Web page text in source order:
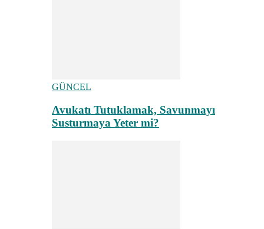
GÜNCEL
Avukatı Tutuklamak, Savunmayı
Susturmaya Yeter mi?